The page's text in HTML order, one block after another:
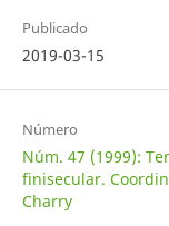
Publicado
2019-03-15
Número
Núm. 47 (1999):
finisecular.
Charry